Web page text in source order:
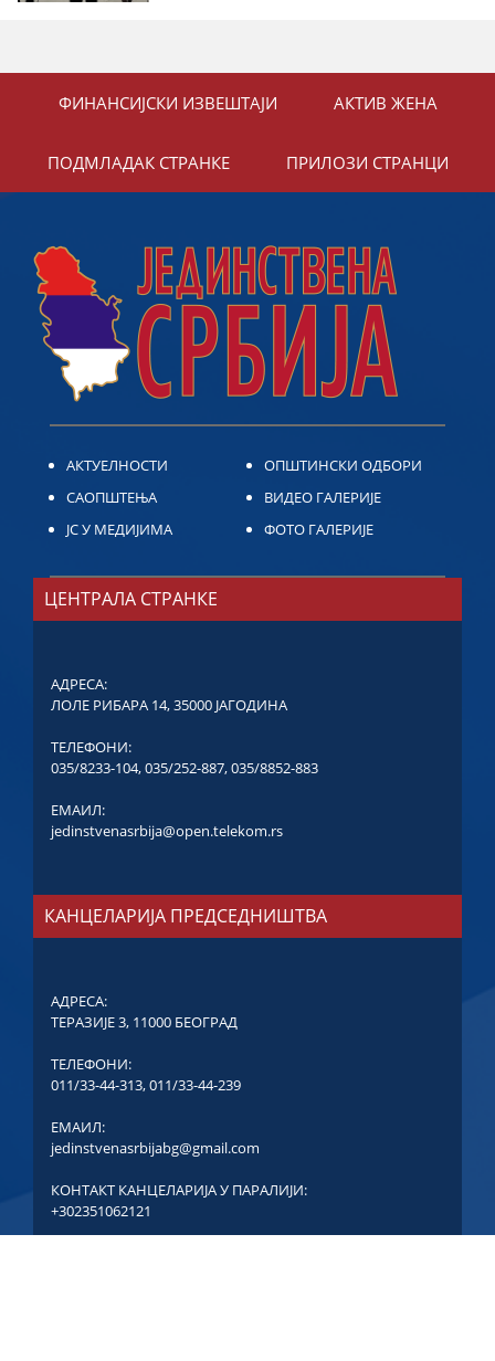
ФИНАНСИЈСКИ ИЗВЕШТАЈИ АКТИВ ЖЕНА
ПОДМЛАДАК СТРАНКЕ ПРИЛОЗИ СТРАНЦИ
АКТУЕЛНОСТИ
САОПШТЕЊА
ЈС У МЕДИЈИМА
ОПШТИНСКИ ОДБОРИ
ВИДЕО ГАЛЕРИЈЕ
ФОТО ГАЛЕРИЈЕ
ЦЕНТРАЛА СТРАНКЕ
АДРЕСА:
ЛОЛЕ РИБАРА 14, 35000 ЈАГОДИНА
ТЕЛЕФОНИ:
035/8233-104,035/252-887,035/8852-883
ЕМАИЛ:
jedinstvenasrbija@open.telekom.rs
КАНЦЕЛАРИЈА ПРЕДСЕДНИШТВА
АДРЕСА:
ТЕРАЗИЈЕ 3, 11000 БЕОГРАД
ТЕЛЕФОНИ:
011/33-44-313,011/33-44-239
ЕМАИЛ:
jedinstvenasrbijabg@gmail.com
КОНТАКТ КАНЦЕЛАРИЈА У ПАРАЛИЈИ:
+302351062121